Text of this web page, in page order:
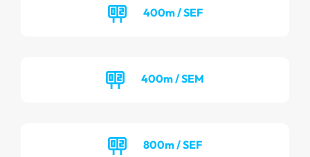
400m / SEF
400m / SEM
800m / SEF